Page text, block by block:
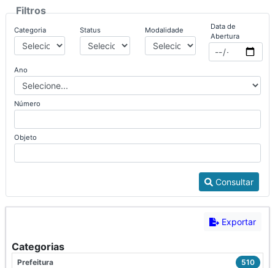
Filtros
Categoria Status Modalidade
Data de
Abertura
Ano
Número
Objeto
Consultar
Exportar
Categorias
Prefeitura 510